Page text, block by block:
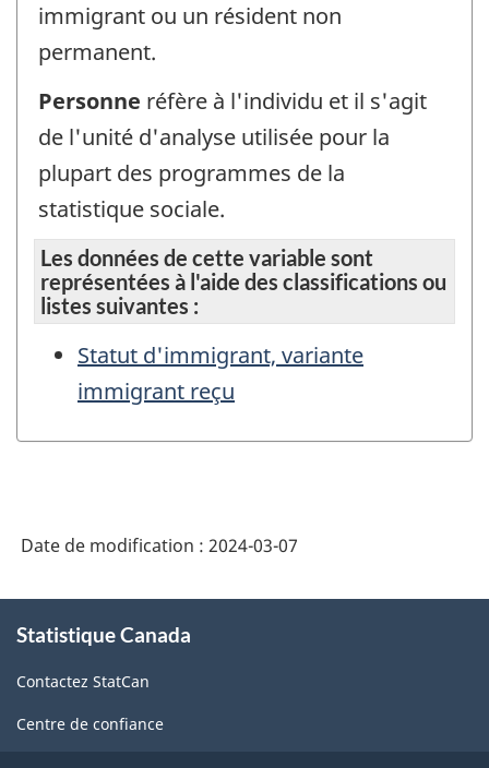
immigrant ou un résident non
permanent.
Personne réfère à l'individu et il s'agit
de l'unité d'analyse utilisée pour la
plupart des programmes de la
statistique sociale.
Les données de cette variable sont
représentées à l'aide des classifications ou
listes suivantes :
Statut d'immigrant, variante
immigrant reçu
Date de modification : 2024-03-07
propos
ce
site
Statistique Canada
Contactez StatCan
Centre de confiance